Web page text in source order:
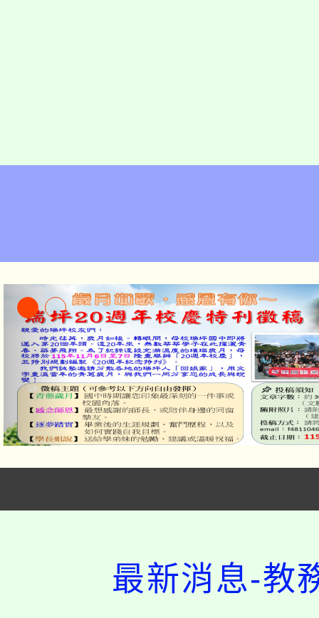
場熱烈登場!
8/21下午1時於龍潭區
徵才活動。
YOUNG桃局內行報名
最新消息-教